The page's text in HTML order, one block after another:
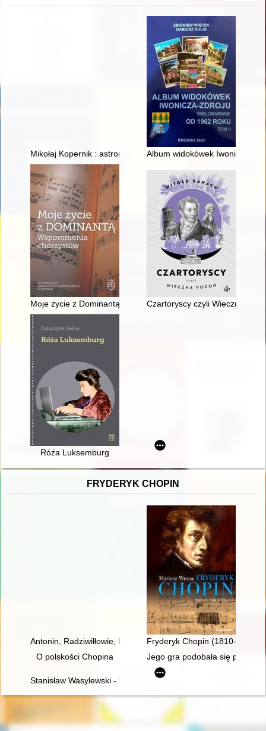
Mikołaj Kopernik : astronom i ekonomista, 8 marca - 2 lipca
Album widokówek Iwonicza-
Moje życie z Dominantą : wspomnienia chórzystów
Czartoryscy czyli Wieczna
Róża Luksemburg
FRYDERYK CHOPIN
Antonin, Radziwiłłowie, Fryderyk Chopin [1810-1849]
Fryderyk Chopin (1810-1849).
O polskości Chopina
Jego gra podobała się przede
Stanisław Wasylewski - "opolanin z wyboru" o Fryderyku